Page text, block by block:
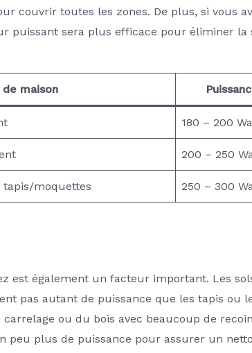
couvrir toutes les zones. De plus, si vous
puissant sera plus efficace pour éliminer la
de maison
180 – 200
200 – 250
tapis/moquettes 250 – 300
est également un facteur important. Les
pas autant de puissance que les tapis ou
ou du bois avec beaucoup de
peu plus de puissance pour assurer un